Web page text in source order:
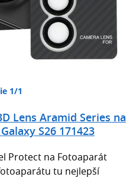
1/1
Lens Aramid Series na
S26 171423
Protect na Fotoaparát
tu nejlepší